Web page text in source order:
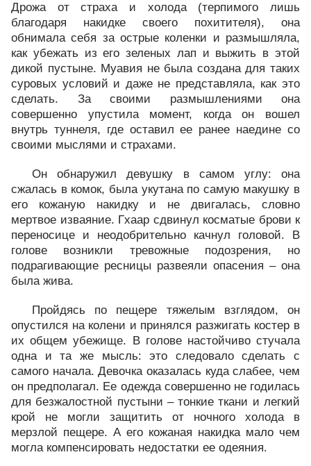
Дрожа от страха и холода (терпимого лишь
благодаря накидке своего похитителя), она
обнимала себя за острые коленки и размышляла,
как убежать из его зеленых лап и выжить в этой
дикой пустыне. Муавия не была создана для таких
суровых условий и даже не представляла, как это
сделать. За своими размышлениями она
совершенно упустила момент, когда он вошел
внутрь туннеля, где оставил ее ранее наедине со
своими мыслями и страхами.
Он обнаружил девушку в самом углу: она
сжалась в комок, была укутана по самую макушку в
его кожаную накидку и не двигалась, словно
мертвое изваяние. Гхаар сдвинул косматые брови к
переносице и неодобрительно качнул головой. В
голове возникли тревожные подозрения, но
подрагивающие ресницы развеяли опасения – она
была жива.
Пройдясь по пещере тяжелым взглядом, он
опустился на колени и принялся разжигать костер в
их общем убежище. В голове настойчиво стучала
одна и та же мысль: это следовало сделать с
самого начала. Девочка оказалась куда слабее, чем
он предполагал. Ее одежда совершенно не годилась
для безжалостной пустыни – тонкие ткани и легкий
крой не могли защитить от ночного холода в
мерзлой пещере. А его кожаная накидка мало чем
могла компенсировать недостатки ее одеяния.